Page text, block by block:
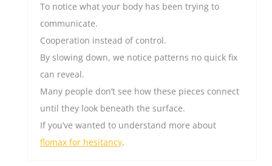
To notice what your body has been trying to
communicate.
Cooperation instead of control.
By slowing down, we notice patterns no quick fix
can reveal.
Many people don’t see how these pieces connect
until they look beneath the surface.
If you’ve wanted to understand more about
flomax for hesitancy.